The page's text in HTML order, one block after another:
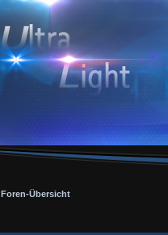
Foren-Übersicht